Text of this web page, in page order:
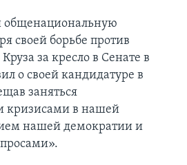
своей борьбе против
за кресло в Сенате в
о своей кандидатуре в
заняться
кризисами в нашей
нашей демократии и